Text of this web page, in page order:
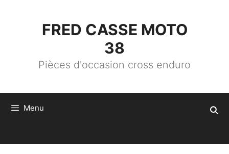
FRED CASSE MOTO
38
Pièces d'occasion cross enduro
Menu